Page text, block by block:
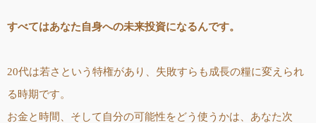
すべてはあなた自身への未来投資になるんです。
20代は若さという特権があり、失敗すらも成長の糧に変えられ
る時期です。
お金と時間、そして自分の可能性をどう使うかは、あなた次